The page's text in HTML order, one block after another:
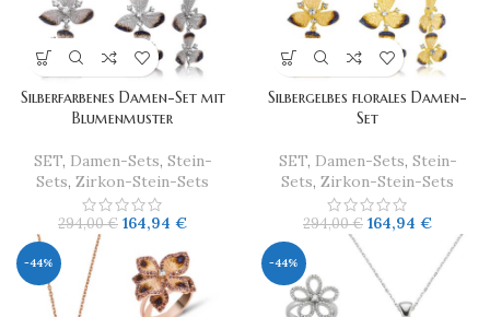
Silberfarbenes Damen-Set mit
Blumenmuster
SET, Damen-Sets, Stein-
Sets, Zirkon-Stein-Sets
294,00€ 164,94 €
Silbergelbes florales Damen-
Set
SET, Damen-Sets, Stein-
Sets, Zirkon-Stein-Sets
294,00€ 164,94 €
-44% -44%